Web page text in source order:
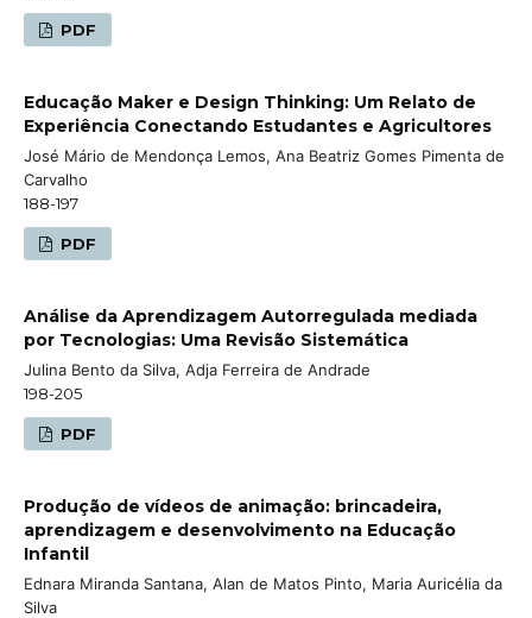
PDF
Educação Maker e Design Thinking: Um Relato de
Experiência Conectando Estudantes e Agricultores
José Mário de Mendonça Lemos, Ana Beatriz Gomes Pimenta de
Carvalho
188-197
PDF
Análise da Aprendizagem Autorregulada mediada
por Tecnologias: Uma Revisão Sistemática
Julina Bento da Silva, Adja Ferreira de Andrade
198-205
PDF
Produção de vídeos de animação: brincadeira,
aprendizagem e desenvolvimento na Educação
Infantil
Ednara Miranda Santana, Alan de Matos Pinto, Maria Auricélia da
Silva